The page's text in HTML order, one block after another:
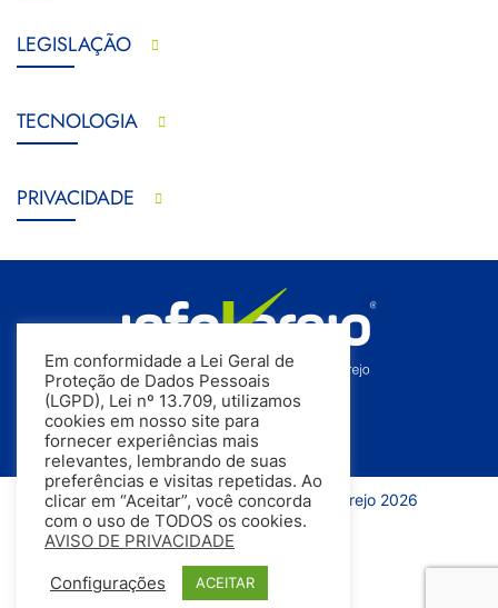
LEGISLAÇÃO
TECNOLOGIA
PRIVACIDADE
Todos os direitos reservados | InfoVarejo 2026
Em conformidade a Lei Geral de
Proteção de Dados Pessoais
(LGPD), Lei nº 13.709, utilizamos
cookies em nosso site para
fornecer experiências mais
relevantes, lembrando de suas
preferências e visitas repetidas. Ao
clicar em “Aceitar”, você concorda
com o uso de TODOS os cookies.
AVISO DE PRIVACIDADE
Configurações ACEITAR